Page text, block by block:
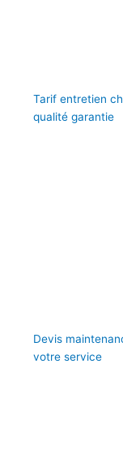
Tarif entretien
qualité garantie
Devis
votre service